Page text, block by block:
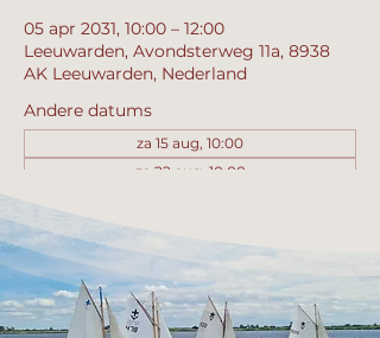
05 apr 2031, 10:00 – 12:00
Leeuwarden, Avondsterweg 11a, 8938
AK Leeuwarden, Nederland
Andere datums
za 15 aug, 10:00
za 22 aug, 10:00
Bekijk alle 357 datums
Meld mij aan!